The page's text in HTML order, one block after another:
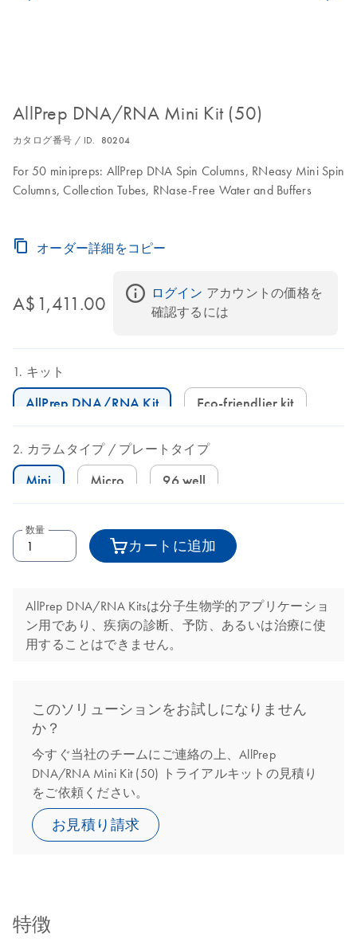
AllPrep DNA/RNA Mini Kit (50)
カタログ番号 / ID. 80204
For 50 minipreps: AllPrep DNA Spin Columns, RNeasy Mini Spin
Columns, Collection Tubes, RNase-Free Water and Buffers
オーダー詳細をコピー
A$1,411.00 ログイン アカウントの価格を
確認するには
キット
AllPrep DNA/RNA Kit Eco-friendlier kit
カラムタイプ プレートタイプ
Mini Micro 96 well
数量
カートに追加
AllPrep DNA/RNA Kitsは分子生物学的アプリケーショ
ン用であり、疾病の診断、予防、あるいは治療に使
用することはできません。
このソリューションをお試しになりません
か？
今すぐ当社のチームにご連絡の上、AllPrep
DNA/RNA Mini Kit (50) トライアルキットの見積り
をご依頼ください。
お見積り請求
特徴